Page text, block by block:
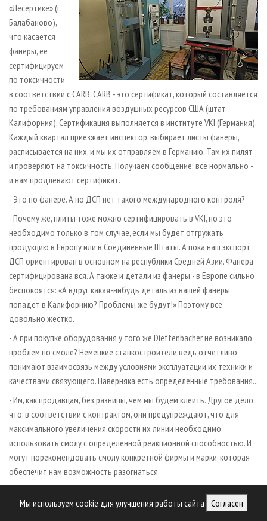
Мы используем cookie для улучшения работы сайта Согласен
«Лесертике» (г.
Балабаново),
что касается
фанеры, ее
сертифицируем
по токсичности
в соответствии с CARB. CARB - это сертификат, который составляется
по требованиям управления воздушных ресурсов США (штат
Калифорния). Сертификация выполняется в институте VKI (Германия).
Каждый квартал приезжает инспектор, выбирает листы фанеры,
расписывается на них, и мы их отправляем в Германию. Там их пилят
и проверяют на токсичность. Получаем сообщение: все нормально -
и нам продлевают сертификат.
- Это по фанере. А по ДСП нет такого международного контроля?
- Почему же, плиты тоже можно сертифицировать в VKI, но это
необходимо только в том случае, если мы будет отгружать
продукцию в Европу или в Соединенные Штаты. А пока наш экспорт
ДСП ориентирован в основном на республики Средней Азии. Фанера
сертифицирована вся. А также и детали из фанеры - в Европе сильно
беспокоятся: «А вдруг какая-нибудь деталь из вашей фанеры
попадет в Калифорнию? Проблемы же будут!» Поэтому все
довольно жестко.
- А при покупке оборудования у того же Dieffenbacher не возникало
проблем по смоле? Немецкие станкостроители ведь отчетливо
понимают взаимосвязь между условиями эксплуатации их техники и
качествами связующего. Наверняка есть определенные требования...
- Им, как продавцам, без разницы, чем мы будем клеить. Другое дело,
что, в соответствии с контрактом, они предупреждают, что для
максимального увеличения скорости их линии необходимо
использовать смолу с определенной реакционной способностью. И
могут порекомендовать смолу конкретной фирмы и марки, которая
обеспечит нам возможность разогнаться.
Производство мебели, теперь уже бывшее